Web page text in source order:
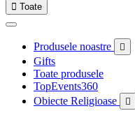
 Toate
Produsele noastre 
Gifts
Toate produsele
TopEvents360
Obiecte Religioase
